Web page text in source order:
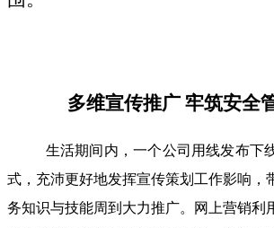
多维宣传推广 牢筑安全
生活期间内，一个公司用线发布下
式，充沛更好地发挥宣传策划工作影响，
务知识与技能周到大力推广。网上营销利